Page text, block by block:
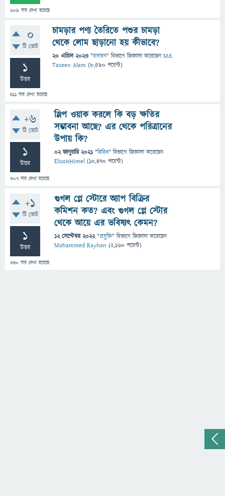
609 বার দেখা হয়েছে
0
টি ভোট
1
উত্তর
411 বার দেখা হয়েছে
চামড়ার পণ্য তৈরিতে পশুর চামড়া
থেকে লোম ছাড়ানো হয় কীভাবে?
20 এপ্রিল 2023 "রসায়ন" বিভাগে জিজ্ঞাসাকরেছেনMd.
Taseen Alam (8,590 পয়েন্ট)
+6
টি ভোট
1
উত্তর
307 বার দেখা হয়েছে
স্লিপ ওয়াক করলে কি বড় ক্ষতির
সম্ভাবনা আছে? এর থেকে পরিত্রানের
উপায় কি?
02 জানুয়ারি 2021 "বিবিধ" বিভাগে জিজ্ঞাসাকরেছেন
EliusHHimel (10,470 পয়েন্ট)
+1
টি ভোট
1
উত্তর
340 বার দেখা হয়েছে
গুগল প্লে স্টোরে অ্যাপ বিক্রির
কমিশন কত? এবং গুগল প্লে স্টোর
থেকে আয়ে এর ভবিষ্যৎ কেমন?
12 সেপ্টেম্বর 2022 "প্রযুক্তি" বিভাগে জিজ্ঞাসাকরেছেন
Mohammed Rayhan (2,160 পয়েন্ট)